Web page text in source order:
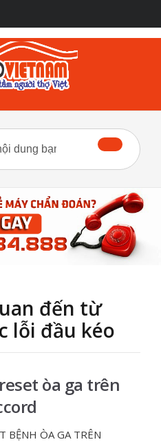
đến từ
lỗi đầu kéo
òa ga trên
BỆNH ÒA GA TRÊN